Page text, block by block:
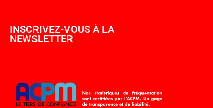
INSCRIVEZ-VOUS À LA
NEWSLETTER